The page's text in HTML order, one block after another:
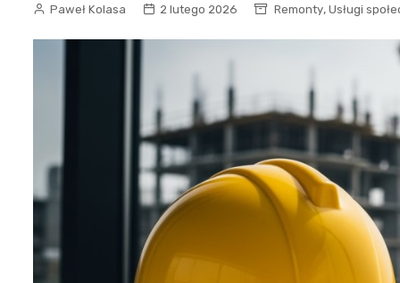
Paweł Kolasa 2 lutego 2026 Remonty, Usługi